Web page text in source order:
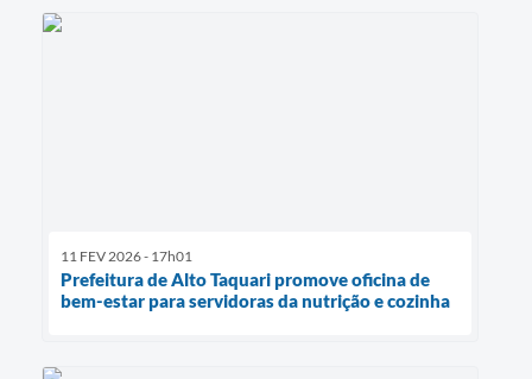
11 FEV 2026 - 17h01
Prefeitura de Alto Taquari promove oficina de
bem-estar para servidoras da nutrição e cozinha